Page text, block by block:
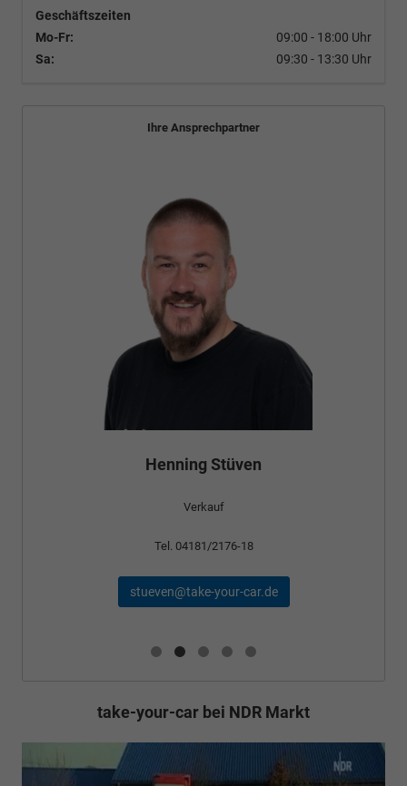
Geschäftszeiten
Mo-Fr:
09:00 - 18:00 Uhr
Sa:
09:30 - 13:30 Uhr
Ihre Ansprechpartner
Henning Stüven
Verkauf
Tel. 04181/2176-18
stueven@take-your-car.de
take-your-car bei NDR Markt